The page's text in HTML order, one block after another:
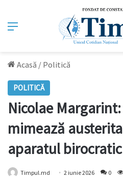
Meniu
Acasă / Politică
POLITICĂ
Nicolae
mimează
aparatul birocratic
Timpul.md 2 iunie 2026 0